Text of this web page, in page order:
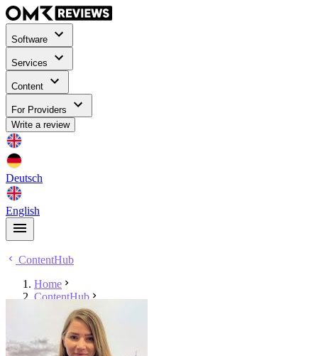
Software
Services
Content
For Providers
Write a review
Deutsch
English
ContentHub
Home
ContentHub
Nina-Christin Heine